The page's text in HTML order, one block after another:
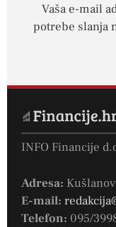
Vaša e-mail
potrebe slanja
INFO Financije
Adresa:
E-mail:
Telefon: 095/